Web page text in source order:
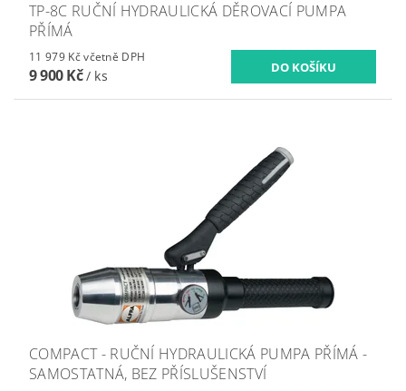
TP-8C RUČNÍ HYDRAULICKÁ DĚROVACÍ PUMPA
PŘÍMÁ
11 979 Kč včetně DPH
9 900 Kč/ ks
COMPACT - RUČNÍ HYDRAULICKÁ PUMPA PŘÍMÁ -
SAMOSTATNÁ, BEZ PŘÍSLUŠENSTVÍ